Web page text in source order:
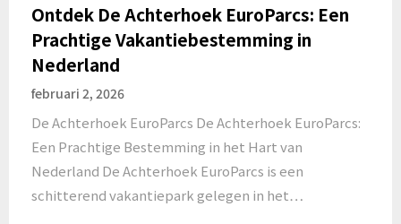
Ontdek De Achterhoek EuroParcs: Een
Prachtige Vakantiebestemming in
Nederland
februari 2, 2026
De Achterhoek EuroParcs De Achterhoek EuroParcs:
Een Prachtige Bestemming in het Hart van
Nederland De Achterhoek EuroParcs is een
schitterend vakantiepark gelegen in het…